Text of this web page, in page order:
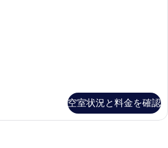
空室状況と料金を確認